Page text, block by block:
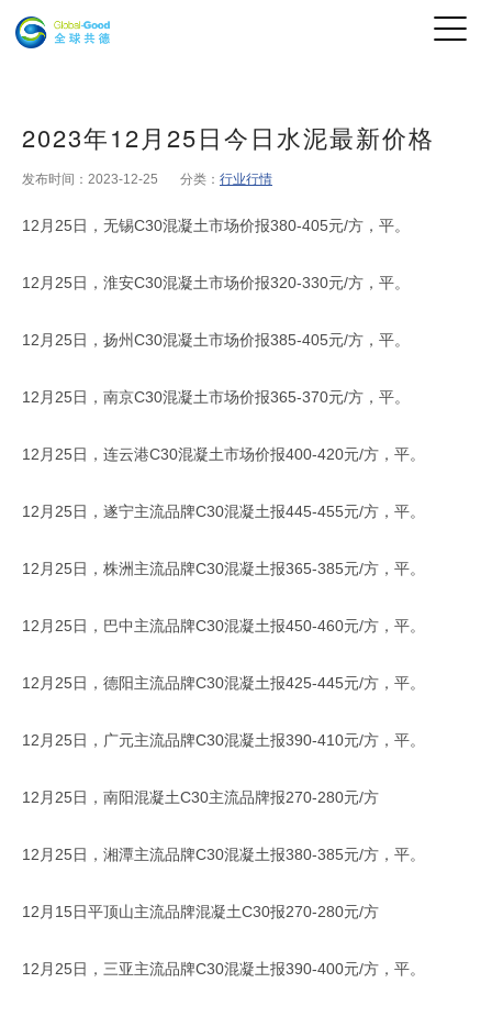
2023年12月25日今日水泥最新价格
发布时间：2023-12-25 分类： 行业行情
12月25日，无锡C30混凝土市场价报380-405元/方，平。
12月25日，淮安C30混凝土市场价报320-330元/方，平。
12月25日，扬州C30混凝土市场价报385-405元/方，平。
12月25日，南京C30混凝土市场价报365-370元/方，平。
12月25日，连云港C30混凝土市场价报400-420元/方，平。
12月25日，遂宁主流品牌C30混凝土报445-455元/方，平。
12月25日，株洲主流品牌C30混凝土报365-385元/方，平。
12月25日，巴中主流品牌C30混凝土报450-460元/方，平。
12月25日，德阳主流品牌C30混凝土报425-445元/方，平。
12月25日，广元主流品牌C30混凝土报390-410元/方，平。
12月25日，南阳混凝土C30主流品牌报270-280元/方
12月25日，湘潭主流品牌C30混凝土报380-385元/方，平。
12月15日平顶山主流品牌混凝土C30报270-280元/方
12月25日，三亚主流品牌C30混凝土报390-400元/方，平。